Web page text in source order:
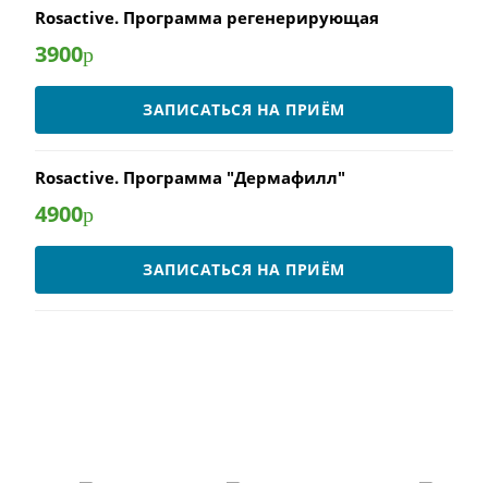
Rosactive. Программа регенерирующая
3900р
ЗАПИСАТЬСЯ НА ПРИЁМ
Rosactive. Программа "Дермафилл"
4900р
ЗАПИСАТЬСЯ НА ПРИЁМ